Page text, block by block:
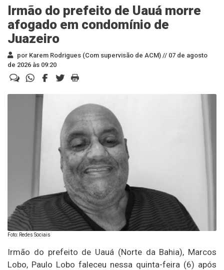
Irmão do prefeito de Uauá morre
afogado em condomínio de
Juazeiro
por Karem Rodrigues (Com supervisão de ACM) // 07 de agosto
de 2026 às 09:20
Foto: Redes Sociais
Irmão do prefeito de Uauá (Norte da Bahia), Marcos
Lobo, Paulo Lobo faleceu nessa quinta-feira (6) após